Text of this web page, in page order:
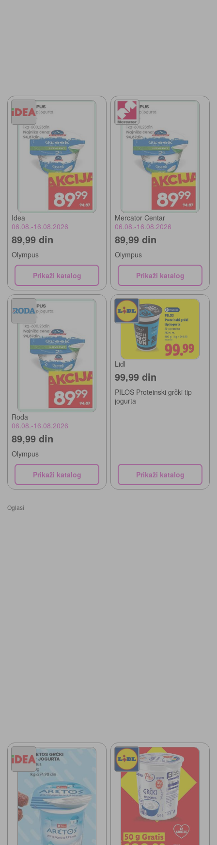
Idea
06.08.-16.08.2026
89,99 din
Olympus
Prikaži katalog
Mercator Centar
06.08.-16.08.2026
89,99 din
Olympus
Prikaži katalog
Roda
06.08.-16.08.2026
89,99 din
Olympus
Prikaži katalog
Lidl
99,99 din
PILOS Proteinski grčki tip
jogurta
Prikaži katalog
Oglasi